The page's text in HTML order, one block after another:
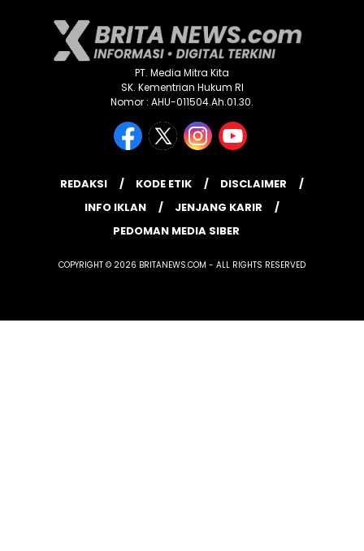
PT. Media Mitra Kita
SK. Kementrian Hukum RI
Nomor : AHU-011504.Ah.01.30.
REDAKSI KODE ETIK
DISCLAIMER
INFO IKLAN
JENJANG KARIR
PEDOMAN MEDIA SIBER
COPYRIGHT © 2026 BRITANEWS.COM - ALL RIGHTS RESERVED